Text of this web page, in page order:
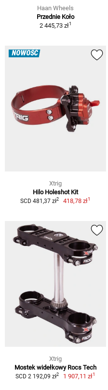
Haan Wheels
Przednie Koło
2 445,73 zł1
NOWOŚĆ
Xtrig
Hilo Holeshot Kit
SCD 481,37 zł2 418,78 zł1
Xtrig
Mostek widełkowy Rocs Tech
SCD 2 192,09 zł2 1 907,11 zł1